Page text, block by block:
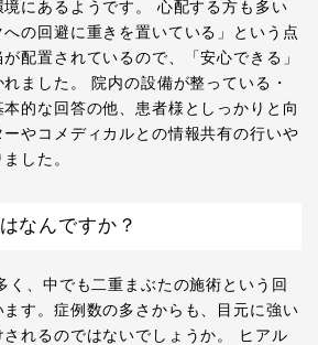
にあるようです。 心配する方も多い
の回避に重きを置いている」という点
配置されているので、「安心できる」
ました。 院内の設備が整っている・
的な回答の他、患者様としっかりと向
やコメディカルとの情報共有の行いや
した。
なんですか？
く、中でも二重まぶたの施術という回
す。症例数の多さからも、目元に強い
れるのではないでしょうか。 ヒアル